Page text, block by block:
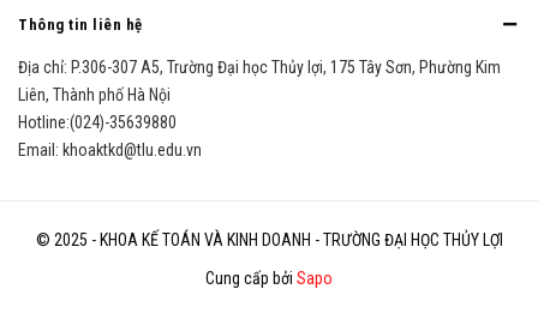
Thông tin liên hệ
Địa chỉ: P.306-307 A5, Trường Đại học Thủy lợi, 175 Tây Sơn, Phường Kim
Liên, Thành phố Hà Nội
Hotline:(024)-35639880
Email: khoaktkd@tlu.edu.vn
© 2025 - KHOA KẾ TOÁN VÀ KINH DOANH - TRƯỜNG ĐẠI HỌC THỦY LỢI
Cung cấp bởi Sapo